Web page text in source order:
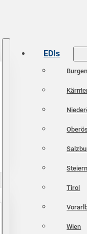
EDIs
Tirol
Wien